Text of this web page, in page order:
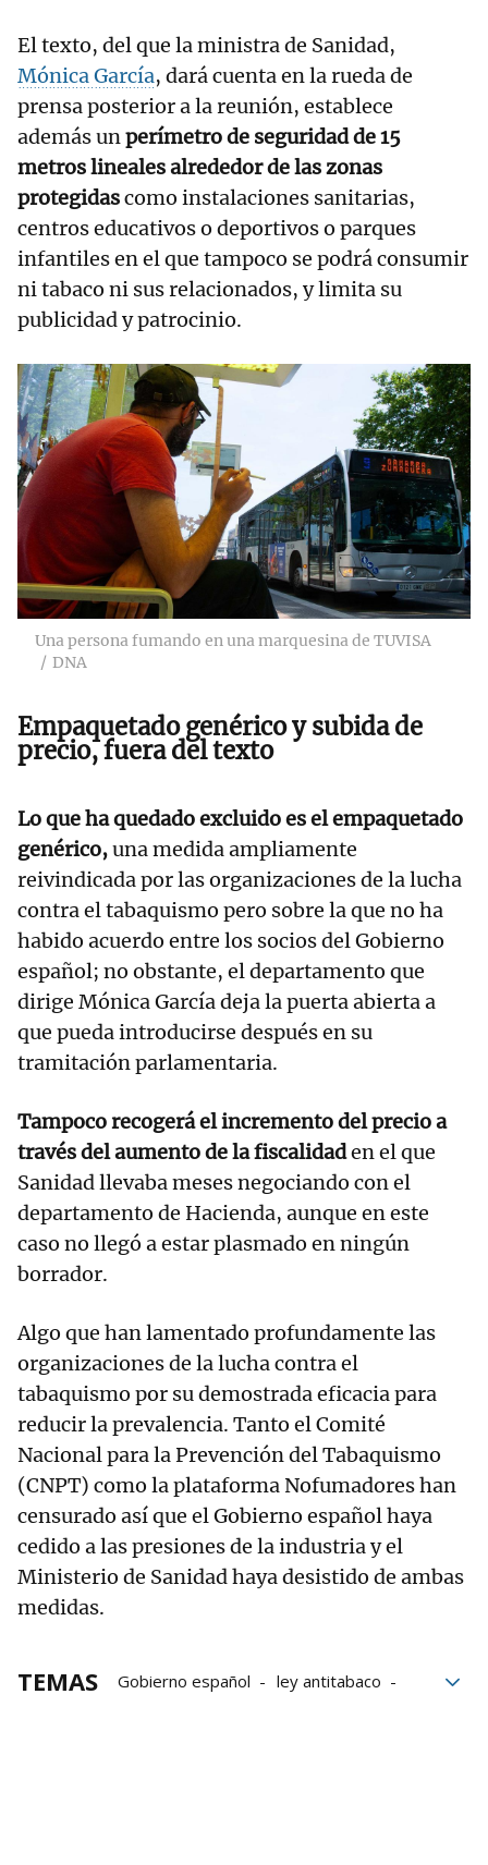
El texto, del que la ministra de Sanidad,
Mónica García, dará cuenta en la rueda de
prensa posterior a la reunión, establece
además unperímetro de seguridad de 15
metros lineales alrededor de las zonas
protegidascomo instalaciones sanitarias,
centros educativos o deportivos o parques
infantiles en el que tampoco se podrá consumir
ni tabaco ni sus relacionados, y limita su
publicidad y patrocinio.
Una persona fumando en una marquesina de TUVISA
DNA
Empaquetado genérico y subida de
precio, fuera del texto
Lo que ha quedado excluido es el empaquetado
genérico,una medida ampliamente
reivindicada por las organizaciones de la lucha
contra el tabaquismo pero sobre la que no ha
habido acuerdo entre los socios del Gobierno
español; no obstante, el departamento que
dirige Mónica García deja la puerta abierta a
que pueda introducirse después en su
tramitación parlamentaria.
Tampoco recogerá el incremento del precio a
través del aumento de la fiscalidaden el que
Sanidad llevaba meses negociando con el
departamento de Hacienda, aunque en este
caso no llegó a estar plasmado en ningún
borrador.
Algo que han lamentado profundamente las
organizaciones de la lucha contra el
tabaquismo por su demostrada eficacia para
reducir la prevalencia. Tanto el Comité
Nacional para la Prevención del Tabaquismo
(CNPT) como la plataforma Nofumadores han
censurado así que el Gobierno español haya
cedido a las presiones de la industria y el
Ministerio de Sanidad haya desistido de ambas
medidas.
TEMAS Gobierno español
ley antitabaco